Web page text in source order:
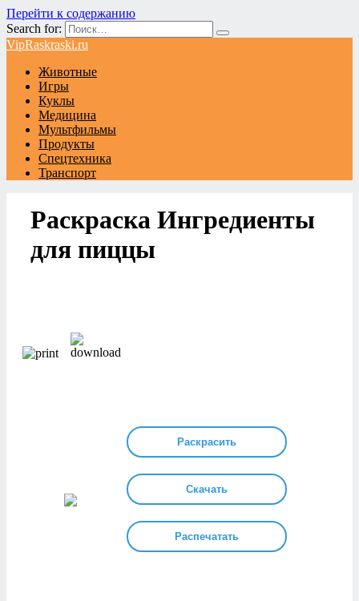
Перейти к содержанию
Search for:
VipRaskraski.ru
Животные
Игры
Куклы
Медицина
Мультфильмы
Продукты
Спецтехника
Транспорт
Раскраска Ингредиенты
для пиццы
Раскрасить
Скачать
Распечатать